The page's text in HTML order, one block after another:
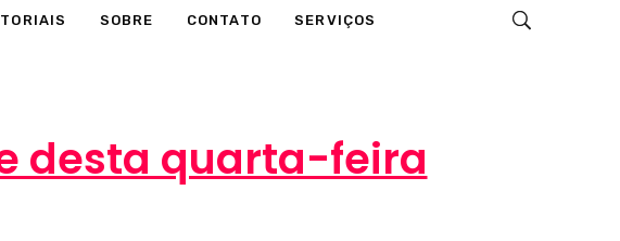
SOBRE CONTATO SERVIÇOS
desta quarta-feira